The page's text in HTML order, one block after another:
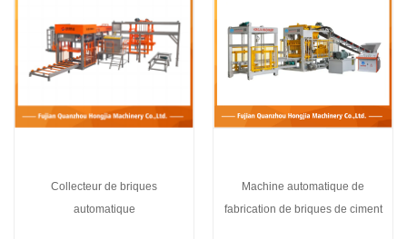
Collecteur de briques
automatique
Machine automatique de
fabrication de briques de ciment